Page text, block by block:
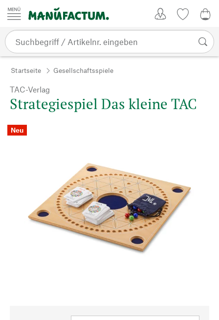
Zum Inhalt springen
Startseite Gesellschaftsspiele
TAC-Verlag
Strategiespiel Das kleine TAC
Neu